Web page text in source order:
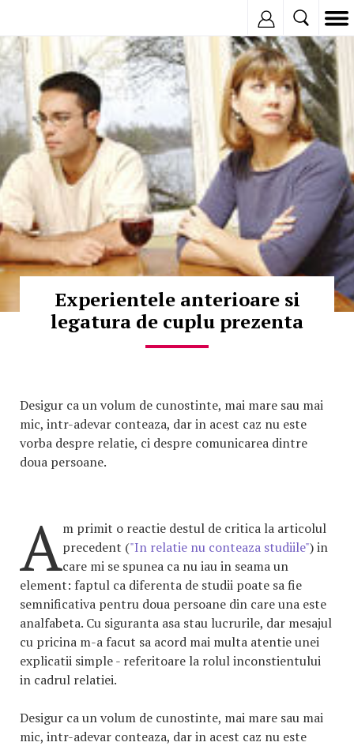
© Copyright:
Experientele anterioare si
legatura de cuplu prezenta
Desigur ca un volum de cunostinte, mai mare sau mai
mic, intr-adevar conteaza, dar in acest caz nu este
vorba despre relatie, ci despre comunicarea dintre
doua persoane.
Am primit o reactie destul de critica la articolul
precedent ("In relatie nu conteaza studiile") in
care mi se spunea ca nu iau in seama un
element: faptul ca diferenta de studii poate sa fie
semnificativa pentru doua persoane din care una este
analfabeta. Cu siguranta asa stau lucrurile, dar mesajul
cu pricina m-a facut sa acord mai multa atentie unei
explicatii simple - referitoare la rolul inconstientului
in cadrul relatiei.
Desigur ca un volum de cunostinte, mai mare sau mai
mic, intr-adevar conteaza, dar in acest caz nu este